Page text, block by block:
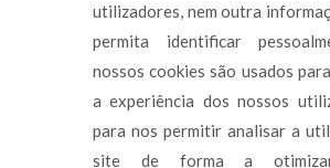
utilizadores, nem outra
permita identificar
nossos cookies são usados
a experiência dos nossos
para nos permitir analisar a
site de forma a